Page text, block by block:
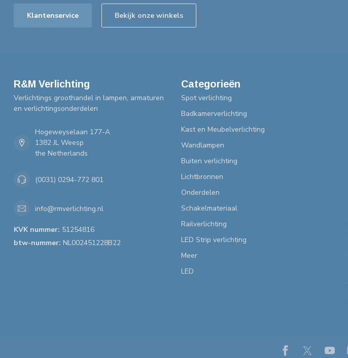
Klantenservice Bekijk onze winkels
R&M Verlichting
Verlichtings groothandel in lampen, armaturen
en verlichtingsonderdelen
Hogeweyselaan 177-A
1382 JL Weesp
the Netherlands
(0031) 0294-772 801
info@rmverlichting.nl
KVK nummer: 51254816
btw-nummer: NL002451228B22
Categorieën
Spot verlichting
Badkamerverlichting
Kast en Meubelverlichting
Wandlampen
Buiten verlichting
Lichtbronnen
Onderdelen
Schakelmateriaal
Railverlichting
LED Strip verlichting
Meer
LED